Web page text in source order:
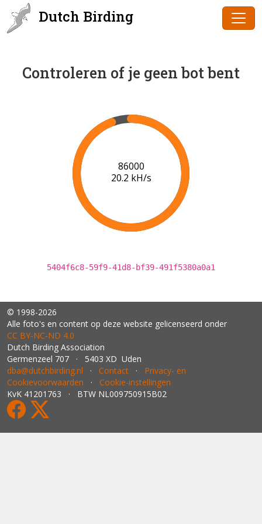
Dutch Birding
Controleren of je geen bot bent
88000
20.2 kH/s
5404f6c8-59f9-41d8-bf39-491f5380a0a1
© 1998-2026
Alle foto's en content op deze website gelicenseerd onder
CC BY‑NC‑ND 4.0
Dutch Birding Association
Germenzeel 707 · 5403 XD Uden
dba@dutchbirding.nl · Contact · Privacy- en
Cookievoorwaarden · Cookie-instellingen
KvK 41201763 · BTW NL009750915B02